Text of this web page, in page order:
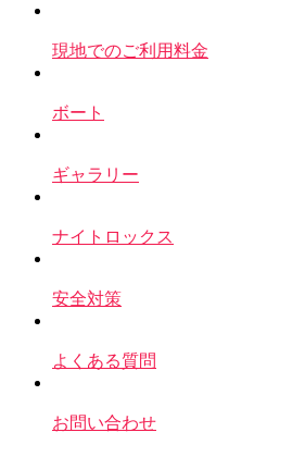
現地でのご利用料金
ボート
ギャラリー
ナイトロックス
安全対策
よくある質問
お問い合わせ